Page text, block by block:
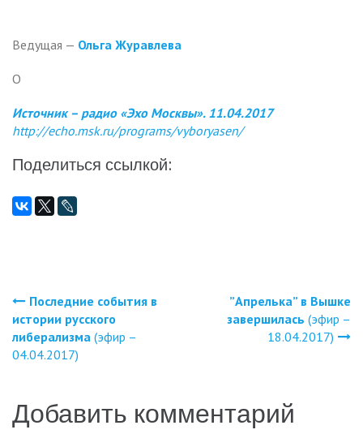
Ведущая — Ольга Журавлева
О
Источник – радио «Эхо Москвы». 11.04.2017
http://echo.msk.ru/programs/vyboryasen/
Поделиться ссылкой:
Навигация
по
записям
Последние события в
истории русского
либерализма (эфир –
04.04.2017)
”Апрелька” в Вышке
завершилась (эфир –
18.04.2017)
Добавить комментарий